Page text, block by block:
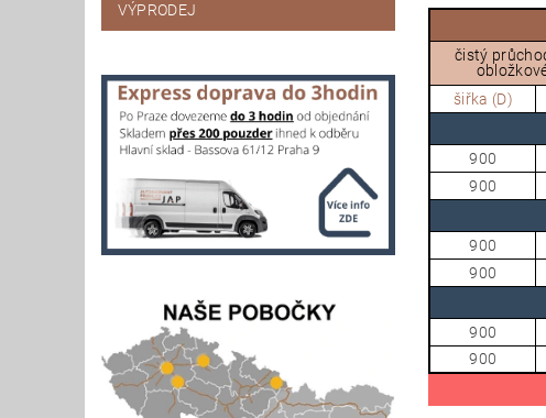
VÝPRODEJ
čistý
šiřka (D)
900
900
900
900
900
900